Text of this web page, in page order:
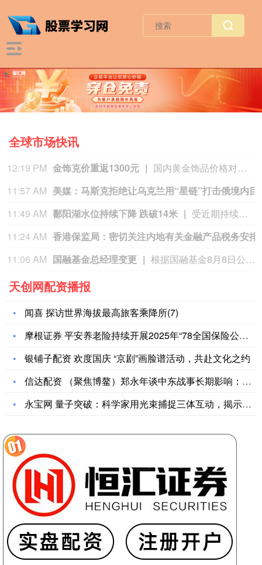
全球市场快讯
11:03 AM
10:58 AM
10:50 AM
10:50 AM 移民分歧激化 西班牙出台针对意大利反制措施
10:46 AM SK海力士据悉评估重庆资产方案 包括引入投资者
天创网配资播报
闻喜 探访世界海拔最高旅客乘降所(7)
摩根证券 平安养老险持续开展2025年“78全国保险公众宣传
银铺子配资 欢度国庆 “京剧”画脸谱活动，共赴文化之约
信达配资 （聚焦博鳌）郑永年谈中东战事长期影响：美国会陷入一
永宝网 量子突破：科学家用光束捕捉三体互动，揭示微观世界的奥